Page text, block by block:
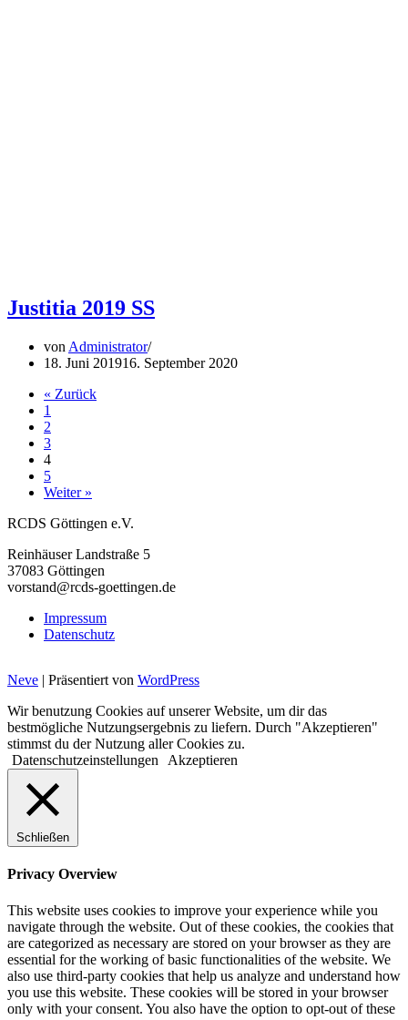
Justitia 2019 SS
von Administrator
18. Juni 201916. September 2020
« Zurück
1
2
3
4
5
Weiter »
RCDS Göttingen e.V.
Reinhäuser Landstraße 5
37083 Göttingen
vorstand@rcds-goettingen.de
Impressum
Datenschutz
Neve | Präsentiert von WordPress
Wir benutzung Cookies auf unserer Website, um dir das
bestmögliche Nutzungsergebnis zu liefern. Durch "Akzeptieren"
stimmst du der Nutzung aller Cookies zu.
Datenschutzeinstellungen
Akzeptieren
Schließen
Privacy Overview
This website uses cookies to improve your experience while you
navigate through the website. Out of these cookies, the cookies that
are categorized as necessary are stored on your browser as they are
essential for the working of basic functionalities of the website. We
also use third-party cookies that help us analyze and understand how
you use this website. These cookies will be stored in your browser
only with your consent. You also have the option to opt-out of these